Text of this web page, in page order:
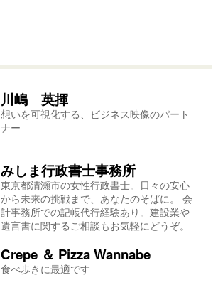
川嶋 英揮
想いを可視化する、ビジネス映像のパート
ナー
みしま行政書士事務所
東京都清瀬市の女性行政書士。日々の安心
から未来の挑戦まで、あなたのそばに。 会
計事務所での記帳代行経験あり。建設業や
遺言書に関するご相談もお気軽にどうぞ。
Crepe ＆ Pizza Wannabe
食べ歩きに最適です